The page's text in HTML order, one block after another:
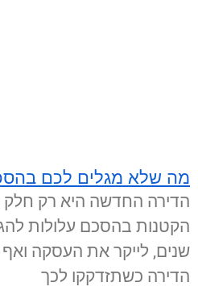
מה שלא מגלים לכם
הדירה החדשה היא רק חלק
הקטנות בהסכם עלולות
שנים, לייקר את העסקה
הדירה כשתזדקקו לכך